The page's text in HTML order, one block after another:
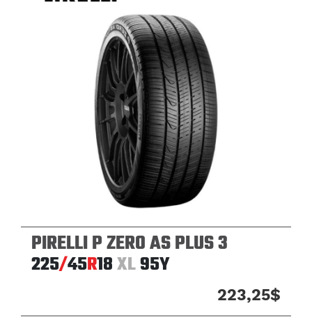
PIRELLI P ZERO AS PLUS 3
225/45R18XL95Y
223,25$